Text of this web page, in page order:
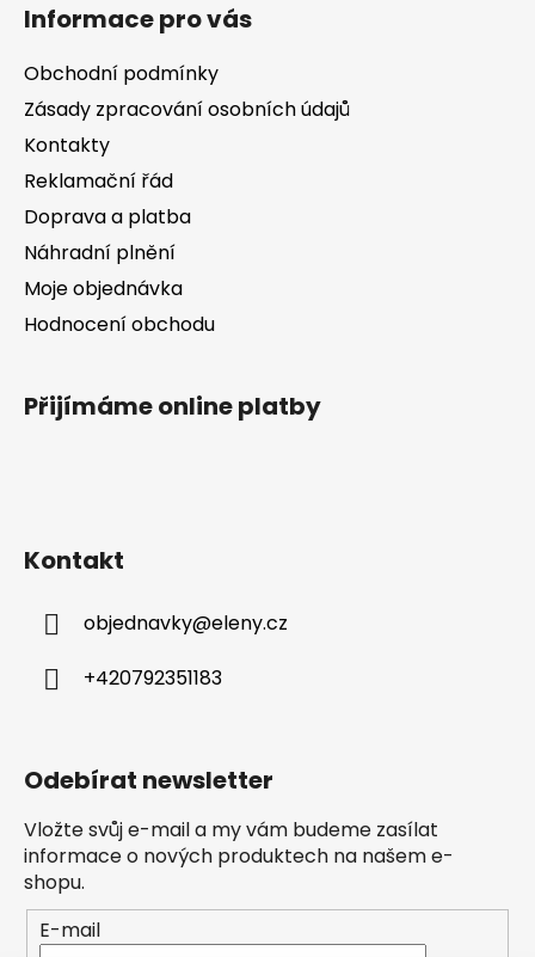
í
p
Informace pro vás
Obchodní podmínky
Zásady zpracování osobních údajů
Kontakty
Reklamační řád
Doprava a platba
Náhradní plnění
Moje objednávka
Hodnocení obchodu
Přijímáme online platby
Kontakt
objednavky@eleny.cz
+420792351183
Odebírat newsletter
Vložte svůj e-mail a my vám budeme zasílat
informace o nových produktech na našem e-
shopu.
E-mail